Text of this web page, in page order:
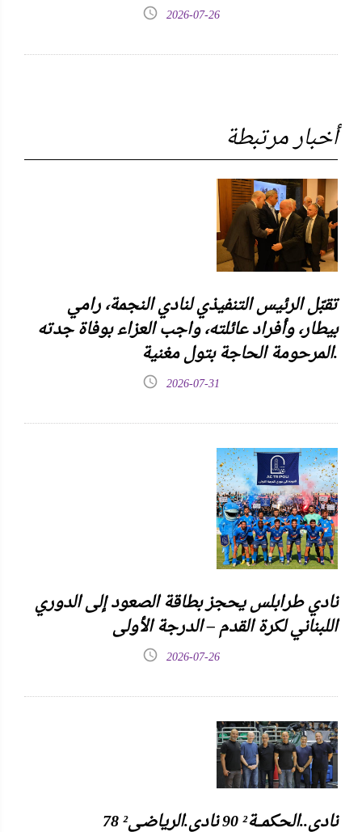
2026-07-26
أخبار مرتبطة
تقبّل الرئيس التنفيذي لنادي النجمة، رامي
بيطار، وأفراد عائلته، واجب العزاء بوفاة جدته
المرحومة الحاجة بتول مغنية.
2026-07-31
نادي طرابلس يحجز بطاقة الصعود إلى الدوري
اللبناني لكرة القدم – الدرجة الأولى
2026-07-26
نادي..الحكمـــة² 90 نادي.الرياضـي² 78